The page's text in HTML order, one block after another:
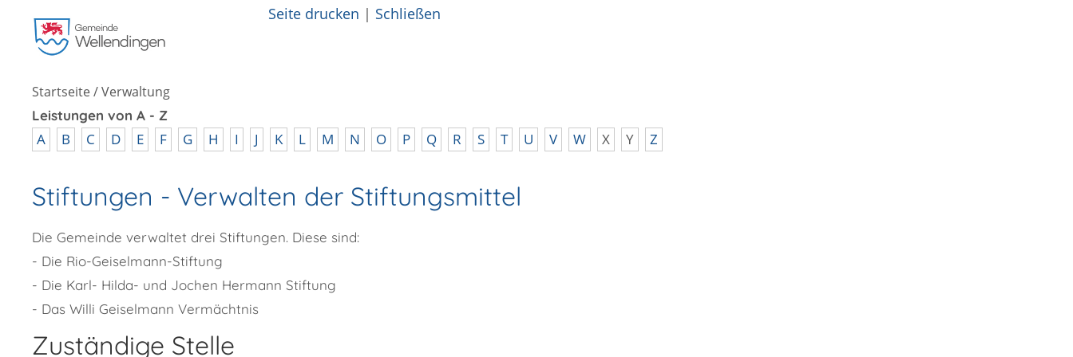
Seite drucken | Schließen
Startseite/Verwaltung
Leistungen von A - Z
A B C D E F G H I J K L M N O P Q R S T U V W X Y Z
Stiftungen - Verwalten der Stiftungsmittel
Die Gemeinde verwaltet drei Stiftungen. Diese sind:
- Die Rio-Geiselmann-Stiftung
- Die Karl- Hilda- und Jochen Hermann Stiftung
- Das Willi Geiselmann Vermächtnis
Zuständige Stelle